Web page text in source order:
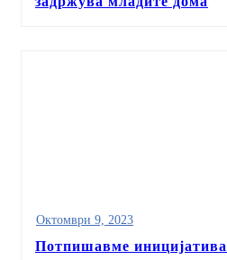
Октомври 9, 2023
Потпишавме